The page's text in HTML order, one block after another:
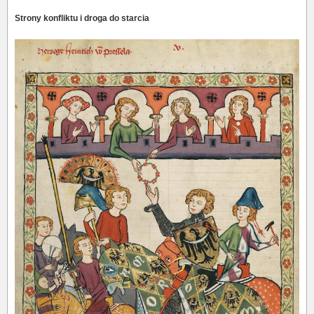
Strony konfliktu i droga do starcia